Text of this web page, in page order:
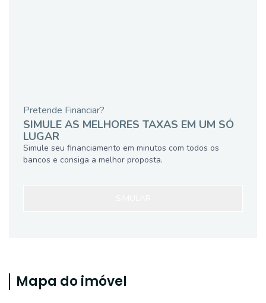
Pretende Financiar?
SIMULE AS MELHORES TAXAS EM UM SÓ
LUGAR
Simule seu financiamento em minutos com todos os
bancos e consiga a melhor proposta.
Mapa do imóvel